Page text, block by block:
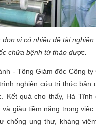
vị có nhiều đề tài nghiên
chữa bệnh từ thảo dược.
- Tổng Giám đốc Công ty
nghiên cứu tri thức bản
Kết quả cho thấy, Hà Tĩnh
giàu tiềm năng trong việc
chống ung thư, kháng